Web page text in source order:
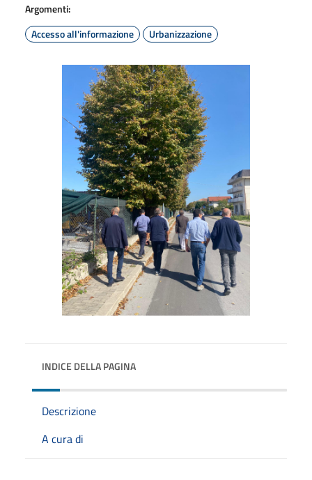
Argomenti:
Accesso all'informazione
Urbanizzazione
INDICE DELLA PAGINA
Descrizione
A cura di